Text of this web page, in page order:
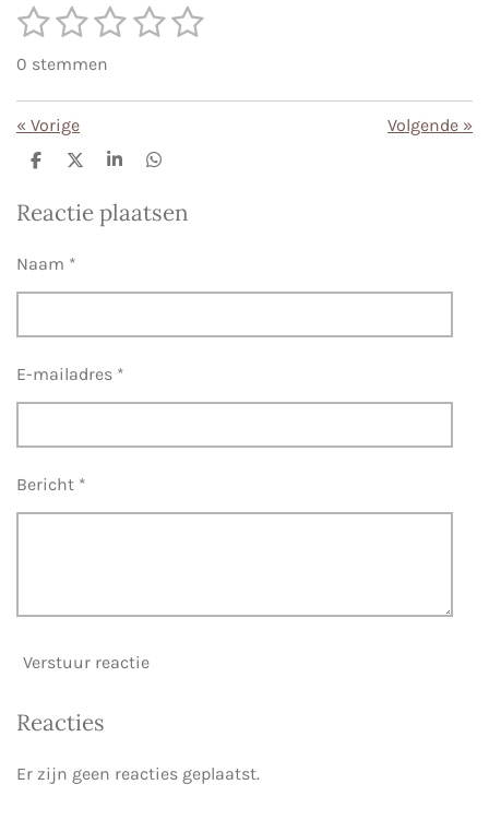
R
i
n
0
s
r
r
e
1
s
t
e
2
s
t
e
e
n
3
s
t
e
4
t
e
5
t
e
S
m
0 stemmen
« Vorige Volgende »
D
e
D
e
l
S
a
r
D
e
Reactie plaatsen
Naam *
E-mailadres *
Bericht *
Verstuur reactie
Reacties
Er zijn geen reacties geplaatst.